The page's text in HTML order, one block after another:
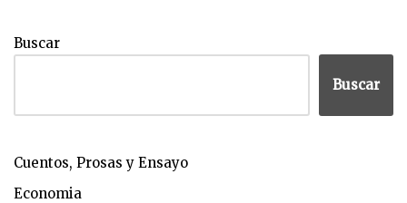
Buscar
Buscar
Cuentos, Prosas y Ensayo
Economia